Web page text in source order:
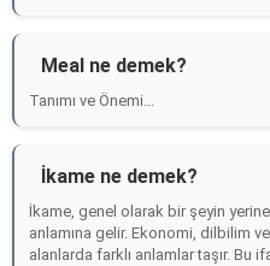
Meal ne demek?
Tanımı ve Önemi...
İkame ne demek?
İkame, genel olarak bir şeyin
anlamına gelir. Ekonomi, dilbilim
alanlarda farklı anlamlar taşır. Bu